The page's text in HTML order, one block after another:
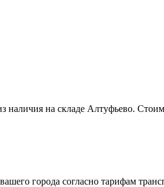
наличия на складе Алтуфьево.
города согласно тарифам